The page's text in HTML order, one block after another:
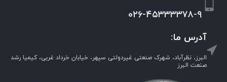
۰۲۶-۴۵۳۳۳۳۷۸-۹
آدرس ما:
البرز، نظرآباد، شهرک صنعتی غیردولتی سپهر، خیابان خرداد غربی، کیمیا رشد
صنعت البرز